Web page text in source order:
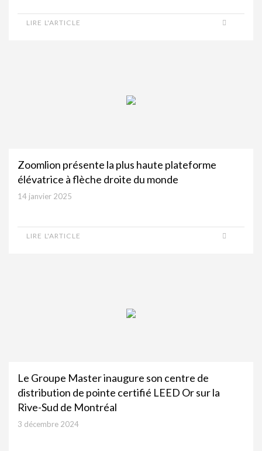
LIRE L'ARTICLE
Zoomlion présente la plus haute plateforme
élévatrice à flèche droite du monde
14 janvier 2025
LIRE L'ARTICLE
Le Groupe Master inaugure son centre de
distribution de pointe certifié LEED Or sur la
Rive-Sud de Montréal
3 décembre 2024